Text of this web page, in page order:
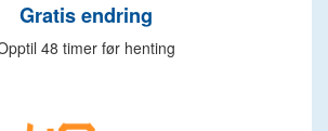
Gratis endring
48 timer før henting